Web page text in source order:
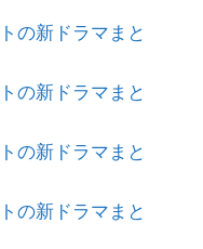
の新ドラマまと
の新ドラマまと
の新ドラマまと
の新ドラマまと